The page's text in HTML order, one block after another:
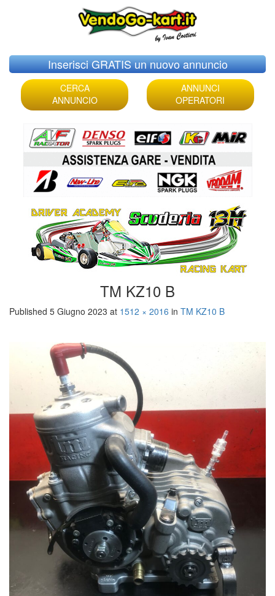
Skip
to
content
Inserisci GRATIS un nuovo annuncio
CERCA
ANNUNCIO
ANNUNCI
OPERATORI
TM KZ10 B
Published 5 Giugno 2023 at 1512 × 2016 in TM KZ10 B